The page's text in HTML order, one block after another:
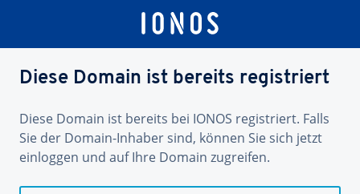
Diese Domain ist bereits registriert
Diese Domain ist bereits bei IONOS registriert. Falls
Sie der Domain-Inhaber sind, können Sie sich jetzt
einloggen und auf Ihre Domain zugreifen.